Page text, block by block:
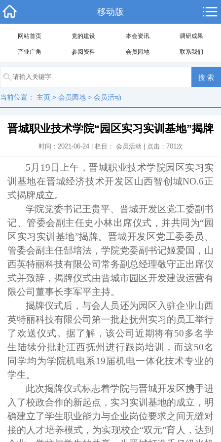
移动版
网站首页 党的建设 本会资讯 调研成果
产业广角 参阅资料 会员园地 联系我们
当前位置： 主页 > 会员园地 > 会员活动
晋城职业技术学院“园区实习实训基地”揭牌
时间：2021-06-24 | 栏目： 会员活动 | 点击： 701次
5 月 19 日上午，晋城职业技术学院园区实习实
训基地在晋城经济技术开发区山西智创城NO.6正
式揭牌成立。
学院党委书记王贵平、晋城开发区党工委副书
记、管委会副主任史小林出席仪式，并共同为“园
区实习实训基地”揭牌。晋城开发区党工委委员、
管委会副主任郜培法，学院党委副书记姬爱国，山
西英特丽科技有限公司常务副总经理敬守正出席仪
式并致辞，揭牌仪式由晋城市园区开发建设运营有
限公司董事长李军平主持。
揭牌仪式后，与会人员还为园区入驻企业山西
英特丽科技有限公司第一批赴抚州实习的员工举行
了欢送仪式。据了解，该公司近期将有50多名学
生陆续分批赴江西抚州进行跟岗培训，而这50名
同学均为学院机电系19届机电一体化技术专业的
学生。
此次揭牌仪式标志着学院与晋城开发区携手进
入了校政合作的新起点，实习实训基地的成立，明
确建立了学生职业能力与企业岗位要求之间无缝对
接的人才培养模式，为实现校企“双元”育人，达到